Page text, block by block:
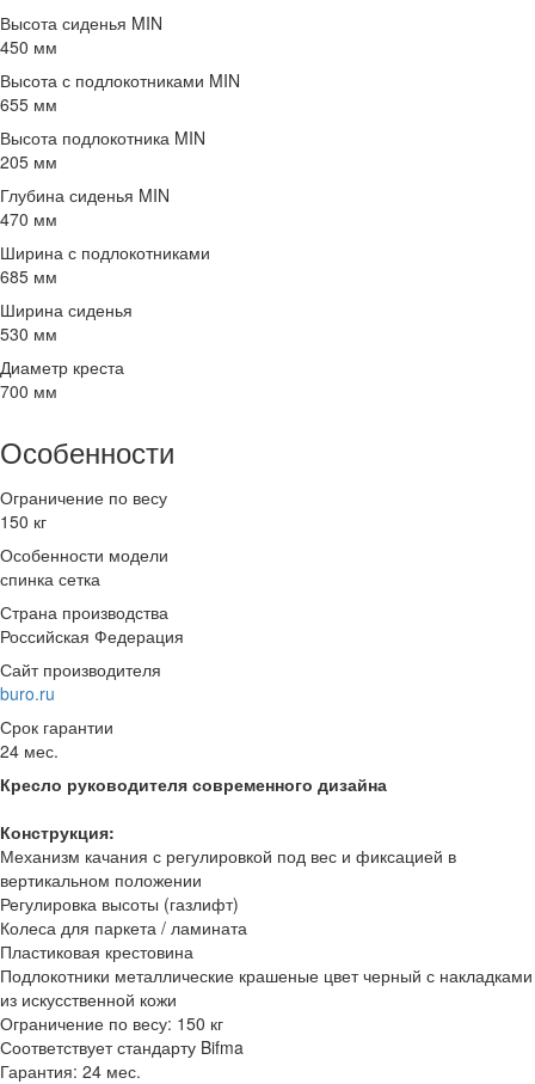
Высота сиденья MIN
450 мм
Высота с подлокотниками MIN
655 мм
Высота подлокотника MIN
205 мм
Глубина сиденья MIN
470 мм
Ширина с подлокотниками
685 мм
Ширина сиденья
530 мм
Диаметр креста
700 мм
Особенности
Ограничение по весу
150 кг
Особенности модели
спинка сетка
Страна производства
Российская Федерация
Сайт производителя
buro.ru
Срок гарантии
24 мес.
Кресло руководителя современного дизайна
Конструкция:
Механизм качания с регулировкой под вес и фиксацией в
вертикальном положении
Регулировка высоты (газлифт)
Колеса для паркета / ламината
Пластиковая крестовина
Подлокотники металлические крашеные цвет черный с накладками
из искусственной кожи
Ограничение по весу: 150 кг
Соответствует стандарту Bifma
Гарантия: 24 мес.